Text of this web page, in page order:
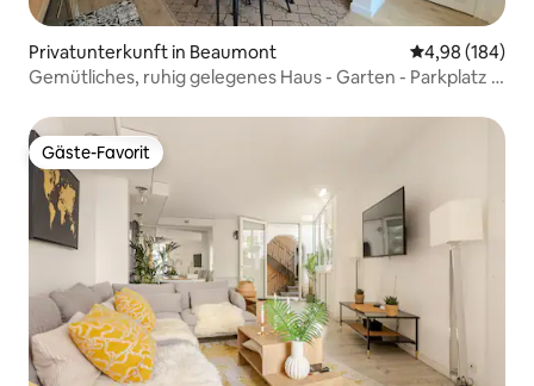
Privatunterkunft in Beaumont
4,98 (184)
Gemütliches, ruhig gelegenes Haus - Garten - Parkplatz -
Gäste-Favorit
Gäste-Favorit